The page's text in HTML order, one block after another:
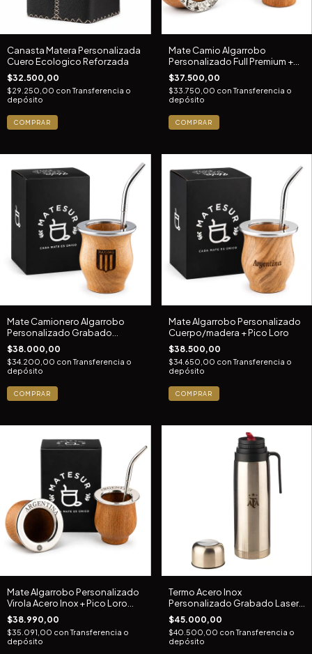
Canasta Matera Personalizada
Cuero Ecologico Reforzada
$32.500,00
$29.250,00 con Transferencia o
depósito
COMPRAR
Mate Camio Algarrobo
Personalizado Full Premium +
Pico Loro
$37.500,00
$33.750,00 conTransferencia o
depósito
COMPRAR
Mate Camionero Algarrobo
Personalizado Grabado
Clubes Futbol
$38.000,00
$34.200,00 con Transferencia o
depósito
COMPRAR
Mate Algarrobo Personalizado
Cuerpo/madera + Pico Loro
$38.500,00
$34.650,00 conTransferencia o
depósito
COMPRAR
Mate Algarrobo Personalizado
Virola Acero Inox + Pico Loro
Color Marrón Claro
$38.990,00
$35.091,00 con Transferencia o
depósito
Termo Acero Inox
Personalizado Grabado Laser 1l
Pico Cebador
$45.000,00
$40.500,00 conTransferencia o
depósito